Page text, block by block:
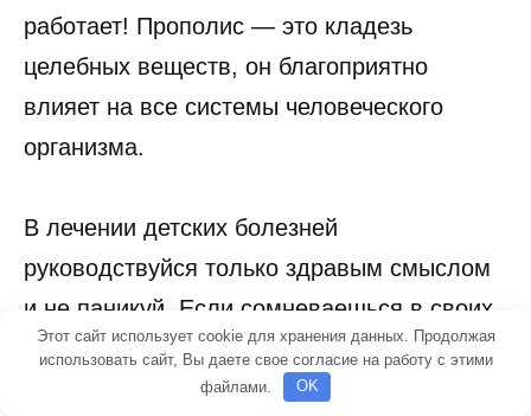
работает! Прополис — это кладезь
целебных веществ, он благоприятно
влияет на все системы человеческого
организма.
В лечении детских болезней
руководствуйся только здравым смыслом
и не паникуй. Если сомневаешься в своих
действиях — обязательно
проконсультируйся с педиатром. Обратись
Этот сайт использует cookie для хранения данных. Продолжая
использовать сайт, Вы даете свое согласие на работу с этими
файлами.
OK